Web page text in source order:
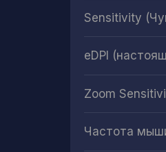
Sensitivity
eDPI
Zoom
Частота